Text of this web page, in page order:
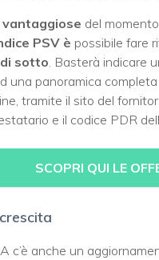
del
PSV è possibile fare
sotto . Basterà indicare
panoramica
tramite il sito del
e il codice PDR
SCOPRI QUI LE
c’è anche un